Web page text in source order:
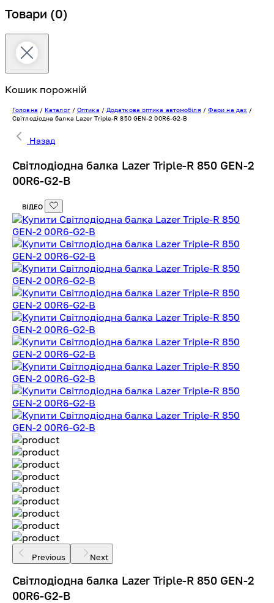
Товари (0)
Кошик порожній
Головна / Каталог/Оптика / Додаткова оптика автомобіля / Фари на дах /
Світлодіодна балка Lazer Triple-R 850 GEN-2 00R6-G2-B
Назад
Світлодіодна балка Lazer Triple-R 850 GEN-2
00R6-G2-B
ВІДЕО
Previous Next
Світлодіодна балка Lazer Triple-R 850 GEN-2
00R6-G2-B